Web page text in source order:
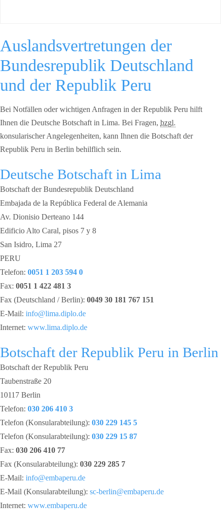
Auslandsvertretungen der
Bundesrepublik Deutschland
und der Republik Peru
Bei Notfällen oder wichtigen Anfragen in der Republik Peru hilft
Ihnen die Deutsche Botschaft in Lima. Bei Fragen, bzgl.
konsularischer Angelegenheiten, kann Ihnen die Botschaft der
Republik Peru in Berlin behilflich sein.
Deutsche Botschaft in Lima
Botschaft der Bundesrepublik Deutschland
Embajada de la República Federal de Alemania
Av. Dionisio Derteano 144
Edificio Alto Caral, pisos 7 y 8
San Isidro, Lima 27
PERU
Telefon: 0051 1 203 594 0
Fax: 0051 1 422 481 3
Fax (Deutschland / Berlin): 0049 30 181 767 151
E-Mail: info@lima.diplo.de
Internet: www.lima.diplo.de
Botschaft der Republik Peru in Berlin
Botschaft der Republik Peru
Taubenstraße 20
10117 Berlin
Telefon: 030 206 410 3
Telefon (Konsularabteilung): 030 229 145 5
Telefon (Konsularabteilung): 030 229 15 87
Fax: 030 206 410 77
Fax (Konsularabteilung): 030 229 285 7
E-Mail: info@embaperu.de
E-Mail (Konsularabteilung): sc-berlin@embaperu.de
Internet: www.embaperu.de